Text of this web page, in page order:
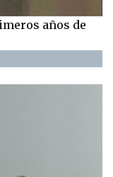
años de